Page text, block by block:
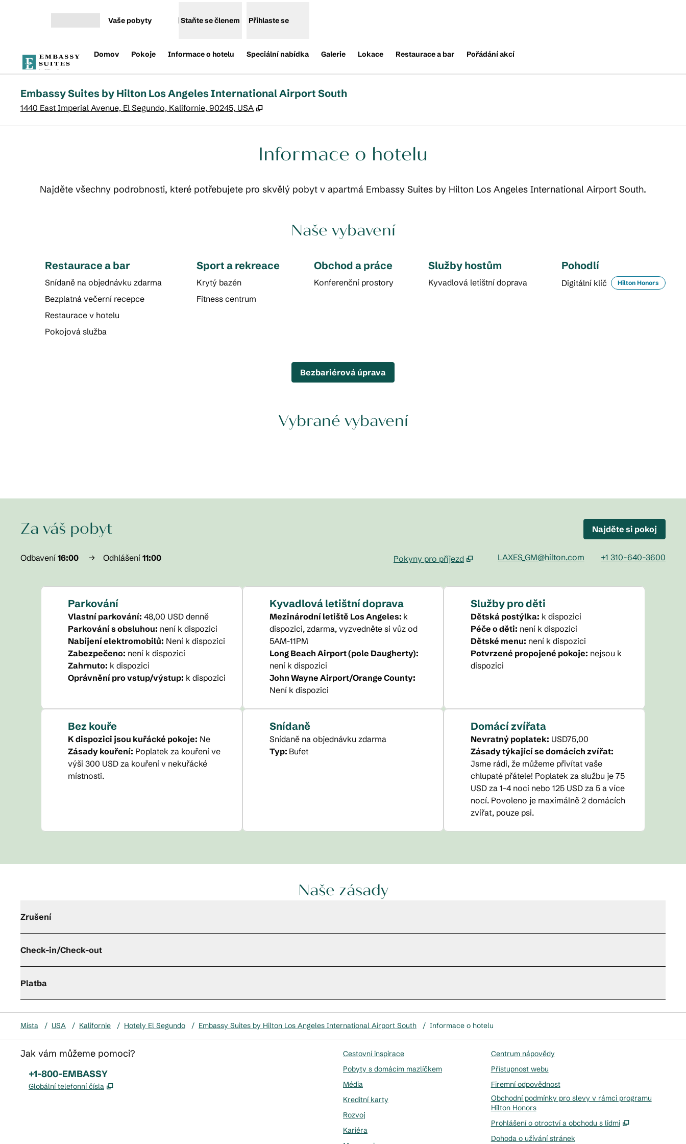
Vaše pobyty Staňte se členem Přihlaste se
Domov Pokoje Informace o hotelu Speciální nabídka Galerie Lokace Restaurace a bar Pořádání akcí
Embassy Suites by Hilton Los Angeles International Airport South
1440 East Imperial Avenue, El Segundo, Kalifornie, 90245, USA ,
Informace o hotelu
Najděte všechny podrobnosti, které potřebujete pro skvělý pobyt v apartmá Embassy Suites by Hilton Los Angeles International Airport South.
Naše vybavení
Restaurace a bar
Snídaně na objednávku zdarma
Bezplatná večerní recepce
Restaurace v hotelu
Pokojová služba
Sport a rekreace
Krytý bazén
Fitness centrum
Obchod a práce
Konferenční prostory
Služby hostům
Kyvadlová letištní doprava
Pohodlí
Digitální klíč Hilton Honors
Bezbariérová úprava
Vybrané vybavení
BAZÉN
Za váš pobyt Najděte si pokoj
Odbavení 16:00 → Odhlášení 11:00
Pokyny pro příjezd
LAXES_GM@hilton.com +1 310-640-3600
Parkování
Vlastní parkování: 48,00 USD denně
Parkování s obsluhou: není k dispozici
Nabíjení elektromobilů: Není k dispozici
Zabezpečeno: není k dispozici
Zahrnuto: k dispozici
Oprávnění pro vstup/výstup: k dispozici
Kyvadlová letištní doprava
Mezinárodní letiště Los Angeles: k
dispozici, zdarma, vyzvedněte si vůz od
5AM-11PM
Long Beach Airport (pole Daugherty):
není k dispozici
John Wayne Airport/Orange County:
Není k dispozici
Služby pro děti
Dětská postýlka: k dispozici
Péče o děti: není k dispozici
Dětské menu: není k dispozici
Potvrzené propojené pokoje: nejsou k
dispozici
Bez kouře
K dispozici jsou kuřácké pokoje: Ne
Zásady kouření: Poplatek za kouření ve
výši 300 USD za kouření v nekuřácké
místnosti.
Snídaně
Snídaně na objednávku zdarma
Typ: Bufet
Domácí zvířata
Nevratný poplatek: USD75,00
Zásady týkající se domácích zvířat:
Jsme rádi, že můžeme přivítat vaše
chlupaté přátele! Poplatek za službu je 75
USD za 1–4 noci nebo 125 USD za 5 a více
nocí. Povoleno je maximálně 2 domácích
zvířat, pouze psi.
Naše zásady
Zrušení
Check-in/Check-out
Platba
Místa / USA / Kalifornie / Hotely El Segundo / Embassy Suites by Hilton Los Angeles International Airport South / Informace o hotelu
Jak vám můžeme pomoci?
Telefon:
+1-800-EMBASSY
Globální telefonní čísla ,
Cestovní inspirace
Pobyty s domácím mazlíčkem
Média
Kreditní karty
Rozvoj
Kariéra
Centrum nápovědy
Přístupnost webu
Firemní odpovědnost
Obchodní podmínky pro slevy v rámci programu
Hilton Honors
Prohlášení o otroctví a obchodu s lidmi
,
Dohoda o užívání stránek